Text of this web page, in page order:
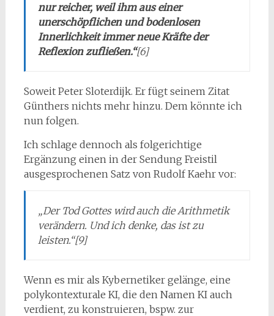
nur reicher, weil ihm aus einer
unerschöpflichen und bodenlosen
Innerlichkeit immer neue Kräfte der
Reflexion zufließen.“[6]
Soweit Peter Sloterdijk. Er fügt seinem Zitat
Günthers nichts mehr hinzu. Dem könnte ich
nun folgen.
Ich schlage dennoch als folgerichtige
Ergänzung einen in der Sendung Freistil
ausgesprochenen Satz von Rudolf Kaehr vor:
„Der Tod Gottes wird auch die Arithmetik
verändern. Und ich denke, das ist zu
leisten.“[9]
Wenn es mir als Kybernetiker gelänge, eine
polykontexturale KI, die den Namen KI auch
verdient, zu konstruieren, bspw. zur